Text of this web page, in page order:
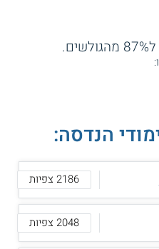
הנדסה:
2186 צפיות
2048 צפיות